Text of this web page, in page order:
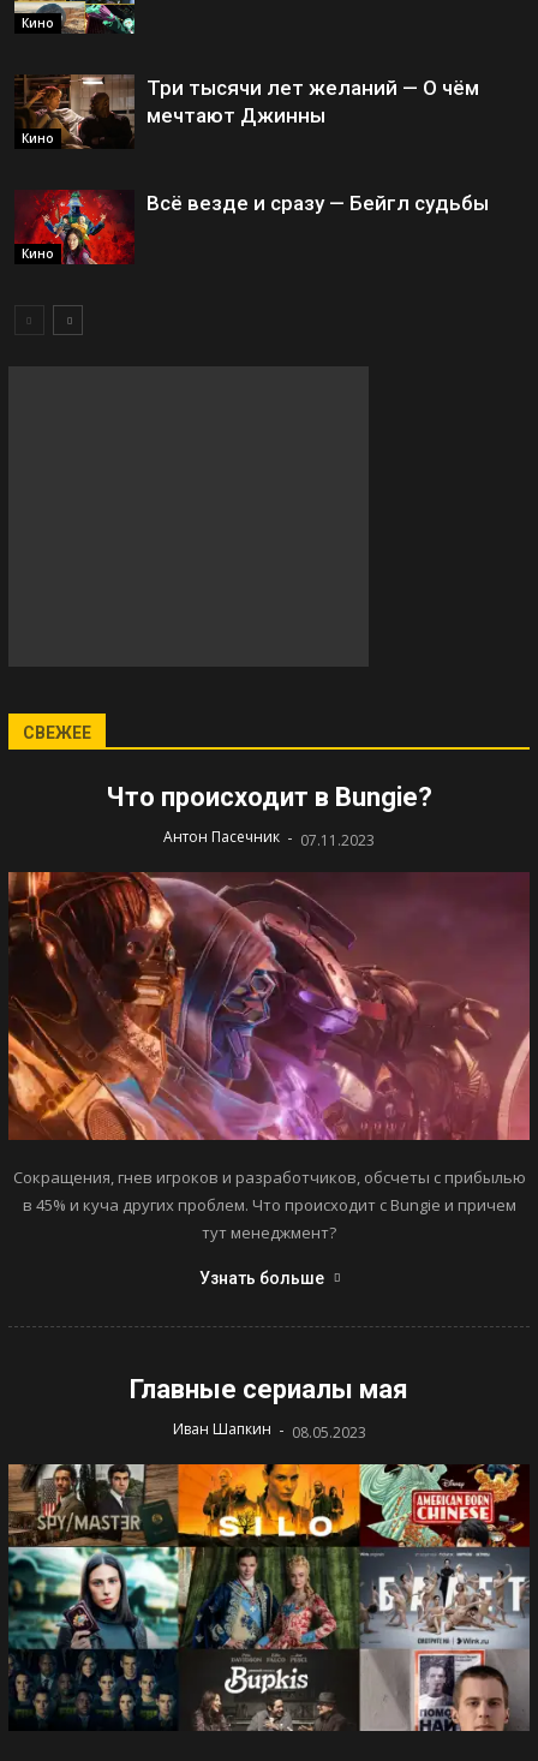
Кино
Кино
Три тысячи лет желаний — О чём
мечтают Джинны
Кино
Всё везде и сразу — Бейгл судьбы
СВЕЖЕЕ
Что происходит в Bungie?
Антон Пасечник - 07.11.2023
Сокращения, гнев игроков и разработчиков, обсчеты с прибылью
в 45% и куча других проблем. Что происходит с Bungie и причем
тут менеджмент?
Узнать больше
Главные сериалы мая
Иван Шапкин - 08.05.2023